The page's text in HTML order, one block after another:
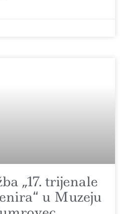
„17. trijenale
u Muzeju